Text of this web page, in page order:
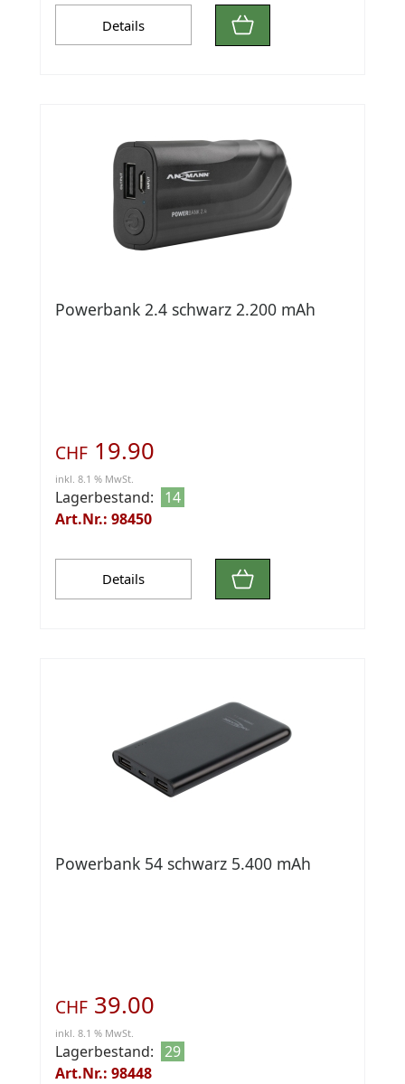
Details
Powerbank 2.4 schwarz 2.200 mAh
CHF 19.90
inkl. 8.1 % MwSt.
Lagerbestand:
14
Art.Nr.: 98450
Details
Powerbank 54 schwarz 5.400 mAh
CHF 39.00
inkl. 8.1 % MwSt.
Lagerbestand: 29
Art.Nr.: 98448